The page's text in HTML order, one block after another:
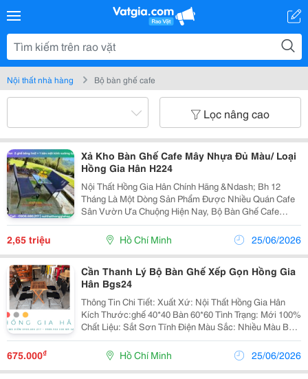
Nội thất nhà hàng Bộ bàn ghế cafe
Lọc nâng cao
Xả Kho Bàn Ghế Cafe Mây Nhựa Đủ Màu/ Loại
Hồng Gia Hân H224
Nội Thất Hồng Gia Hân Chính Hãng &Ndash; Bh 12
Tháng Là Một Dòng Sản Phẩm Được Nhiều Quán Cafe
Sân Vườn Ưa Chuộng Hiện Nay, Bộ Bàn Ghế Cafe
Nhựa Giả Mây Có Màu Sắc Trang Nhã, Nhẹ Nhàng Có
Thể Phù Hợp Để Bố Trí Ở Nhiều Vị Trí Khác Nhau. Hơn
Nữa,...
2,65 triệu Hồ Chí Minh 25/06/2026
Cần Thanh Lý Bộ Bàn Ghế Xếp Gọn Hồng Gia
Hân Bgs24
Thông Tin Chi Tiết: Xuất Xứ: Nội Thất Hồng Gia Hân
Kích Thước:ghế 40*40 Bàn 60*60 Tình Trạng: Mới 100%
Chất Liệu: Sắt Sơn Tĩnh Điện Màu Sắc: Nhiều Màu Bảo
Hành: 12 Tháng Đặc Biệt Chúng Tôi Nhận Gia Công
675.000₫ Hồ Chí Minh 25/06/2026